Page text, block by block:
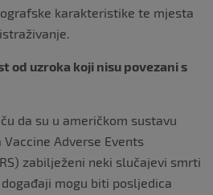
karakteristike te mjesta
od uzroka koji nisu povezani s
da su u američkom sustavu
Adverse Events
zabilježeni neki slučajevi smrti
mogu biti posljedica